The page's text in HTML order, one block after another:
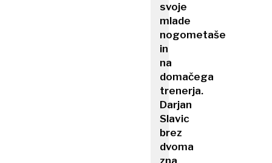
svoje
mlade
nogometaše
in
na
domačega
trenerja.
Darjan
Slavic
brez
dvoma
zna